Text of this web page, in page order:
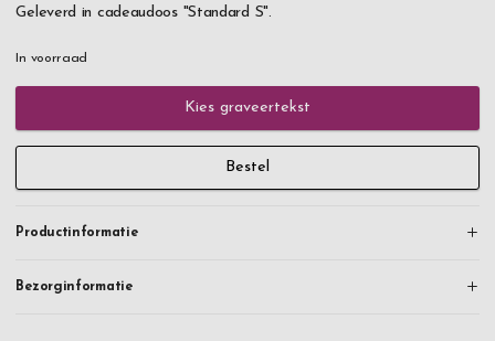
Geleverd in cadeaudoos "Standard S".
In voorraad
Kies graveertekst
Bestel
Productinformatie
Bezorginformatie